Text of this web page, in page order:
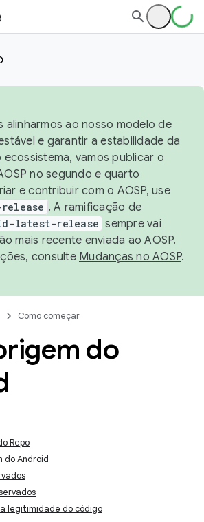
alinharmos ao nosso modelo de
e garantir a estabilidade da
vamos publicar o
no segundo e quarto
e contribuir com o AOSP, use
. A ramificação de
latest-release sempre vai
mais recente enviada ao AOSP.
consulte Mudanças no AOSP.
Como começar
do
Repo
do Android
legitimidade do código